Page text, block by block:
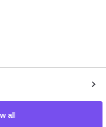
all bénéficie de CHF